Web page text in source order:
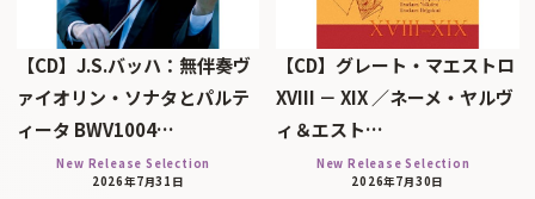
【CD】J.S.バッハ：無伴奏ヴ
ァイオリン・ソナタとパルテ
ィータ BWV1004…
New Release Selection
2026年7月31日
【CD】グレート・マエストロ
XVIII － XIX ／ネーメ・ヤルヴ
ィ＆エスト…
New Release Selection
2026年7月30日